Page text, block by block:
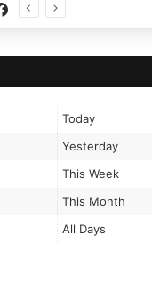
Today
Yesterday
This Week
This Month
All Days